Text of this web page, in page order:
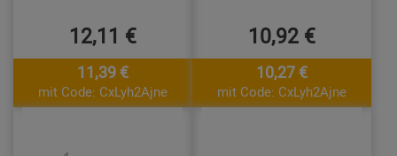
12,11 €
11,39 €
mit Code: CxLyh2Ajne
10,92 €
10,27 €
mit Code: CxLyh2Ajne